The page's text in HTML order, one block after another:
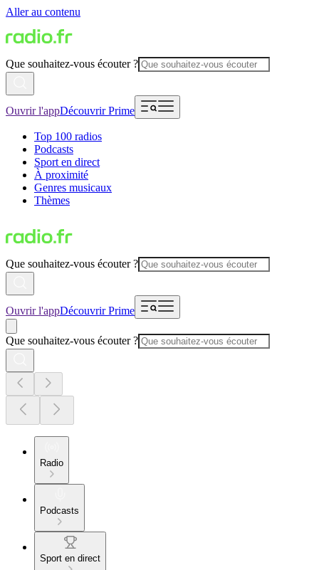
Aller au contenu
Que souhaitez-vous écouter ?
Ouvrir l'appDécouvrir Prime
Top 100 radios
Podcasts
Sport en direct
À proximité
Genres musicaux
Thèmes
Que souhaitez-vous écouter ?
Ouvrir l'appDécouvrir Prime
Que souhaitez-vous écouter ?
Radio
Podcasts
Sport en direct